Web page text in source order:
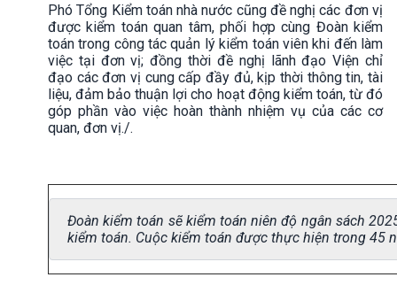
Phó Tổng Kiểm toán nhà nước cũng đề nghị các đơn vị
được kiểm toán quan tâm, phối hợp cùng Đoàn kiểm
toán trong công tác quản lý kiểm toán viên khi đến làm
việc tại đơn vị; đồng thời đề nghị lãnh đạo Viện chỉ
đạo các đơn vị cung cấp đầy đủ, kịp thời thông tin, tài
liệu, đảm bảo thuận lợi cho hoạt động kiểm toán, từ đó
góp phần vào việc hoàn thành nhiệm vụ của các cơ
quan, đơn vị./.
Đoàn kiểm toán sẽ kiểm toán niên độ ngân sách
kiểm toán. Cuộc kiểm toán được thực hiện trong 45